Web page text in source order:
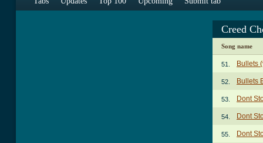
Creed
Song name
51. Bullets
52. Bullets
53. Dont
54. Dont
55. Dont